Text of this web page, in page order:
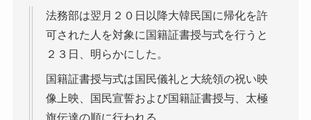
法務部は翌月２０日以降大韓民国に帰化を許
可された人を対象に国籍証書授与式を行うと
２３日、明らかにした。
国籍証書授与式は国民儀礼と大統領の祝い映
像上映、国民宣誓および国籍証書授与、太極